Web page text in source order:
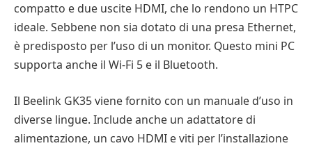
compatto e due uscite HDMI, che lo rendono un HTPC
ideale. Sebbene non sia dotato di una presa Ethernet,
è predisposto per l’uso di un monitor. Questo mini PC
supporta anche il Wi-Fi 5 e il Bluetooth.
Il Beelink GK35 viene fornito con un manuale d’uso in
diverse lingue. Include anche un adattatore di
alimentazione, un cavo HDMI e viti per l’installazione